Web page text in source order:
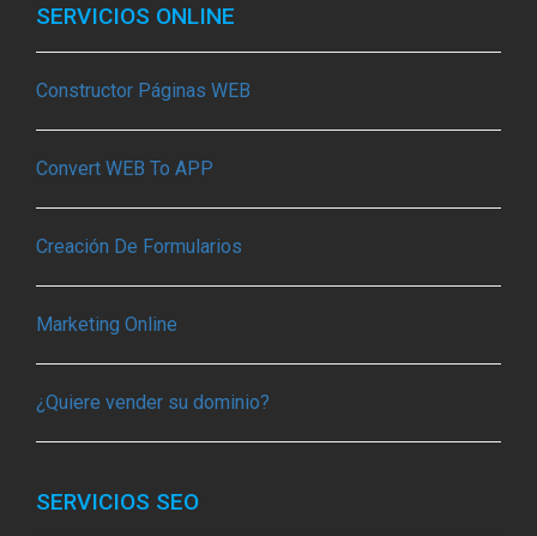
SERVICIOS ONLINE
Constructor Páginas WEB
Convert WEB To APP
Creación De Formularios
Marketing Online
¿Quiere vender su dominio?
SERVICIOS SEO